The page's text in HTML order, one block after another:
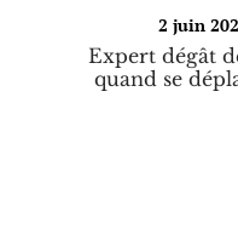
2 juin
Expert dégât
quand se